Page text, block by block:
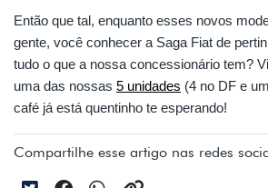
Então que tal, enquanto esses novos
gente, você conhecer a Saga Fiat de
tudo o que a nossa concessionário tem?
uma das nossas 5 unidades (4 no DF e
café já está quentinho te esperando!
Compartilhe esse artigo nas redes